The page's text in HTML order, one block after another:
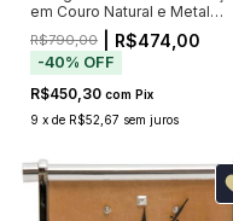
em Couro Natural e Metal
Cromado Vintage
R$790,00 | R$474,00
-40% OFF
R$450,30 com Pix
9 x de R$52,67 sem juros